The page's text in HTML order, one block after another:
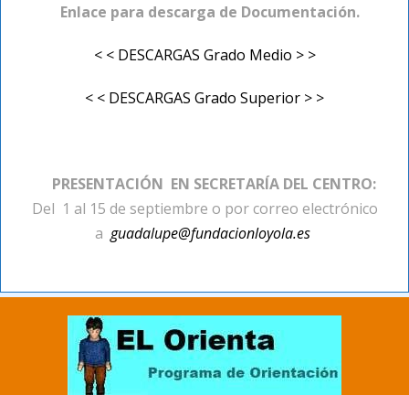
Enlace para descarga de Documentación.
< < DESCARGAS Grado Medio > >
< < DESCARGAS Grado Superior > >
PRESENTACIÓN EN SECRETARÍA DEL CENTRO:
Del 1 al 15 de septiembre o por correo electrónico
a guadalupe@fundacionloyola.es